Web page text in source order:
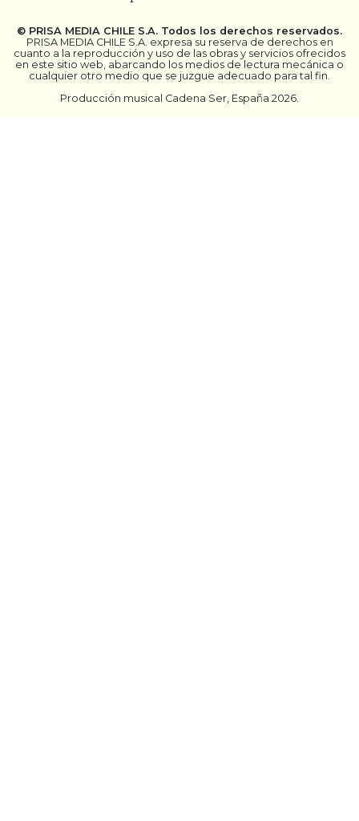
© PRISA MEDIA CHILE S.A. Todos los derechos reservados.
PRISA MEDIA CHILE S.A. expresa su reserva de derechos en
cuanto a la reproducción y uso de las obras y servicios ofrecidos
en este sitio web, abarcando los medios de lectura mecánica o
cualquier otro medio que se juzgue adecuado para tal fin.
Producción musical Cadena Ser, España 2026.